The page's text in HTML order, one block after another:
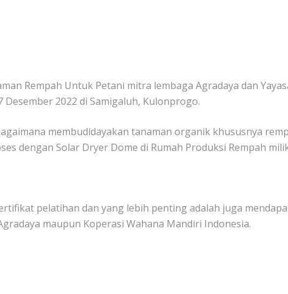
Rempah Untuk Petani mitra lembaga Agradaya dan
2022 di Samigaluh, Kulonprogo.
membudidayakan tanaman organik khususnya
dengan Solar Dryer Dome di Rumah Produksi Rempah
pelatihan dan yang lebih penting adalah juga
maupun Koperasi Wahana Mandiri Indonesia.